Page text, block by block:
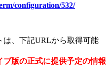
configuration/532/
は、下記URLから取得可能
ブ版の正式に提供予定の情報